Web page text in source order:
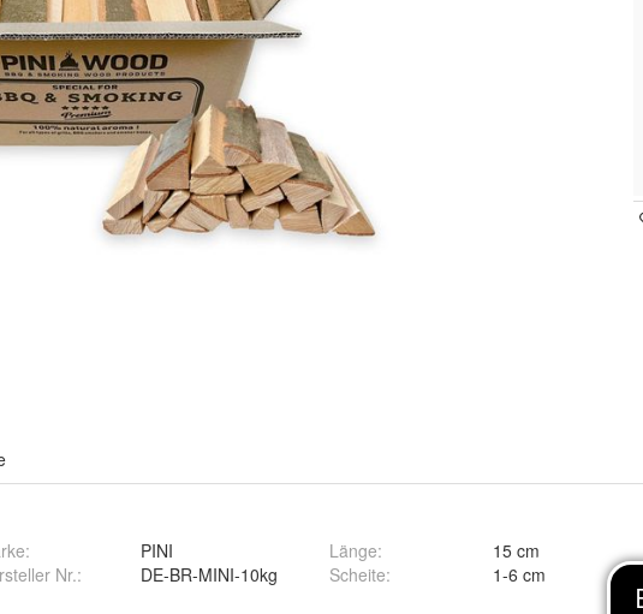
PINI
Nr.:
DE-BR-MINI-10kg
Länge:
15 cm
Scheite: 1-6 cm